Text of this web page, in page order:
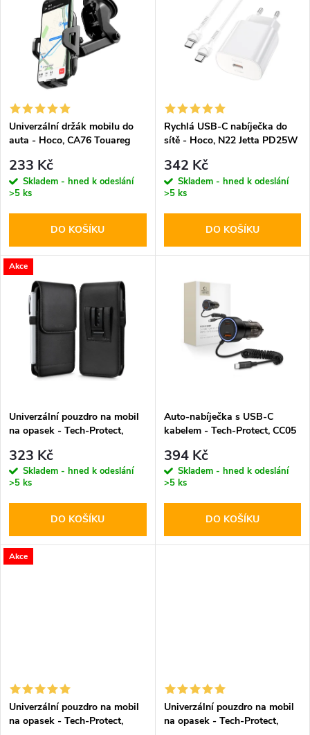
í
p
r
o
d
u
Abecedně
s
p
r
o
d
Univerzální držák mobilu do
auta - Hoco, CA76 Touareg
233 Kč
Skladem - hned k odeslání
>5 ks
DO KOŠÍKU
Rychlá USB-C nabíječka do
sítě - Hoco, N22 Jetta PD25W
342 Kč
Skladem - hned k odeslání
>5 ks
DO KOŠÍKU
Akce
Univerzální pouzdro na mobil
na opasek - Tech-Protect,
323 Kč
Skladem - hned k odeslání
>5 ks
DO KOŠÍKU
Auto-nabíječka s USB-C
kabelem - Tech-Protect, CC05
394 Kč
Skladem - hned k odeslání
>5 ks
DO KOŠÍKU
Akce
Univerzální pouzdro na mobil
na opasek - Tech-Protect,
Univerzální pouzdro na mobil
na opasek - Tech-Protect,